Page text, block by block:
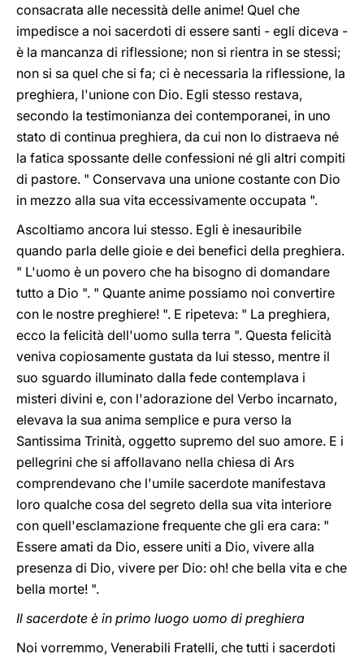
consacrata alle necessità delle anime! Quel che
impedisce a noi sacerdoti di essere santi - egli diceva -
è la mancanza di riflessione; non si rientra in se stessi;
non si sa quel che si fa; ci è necessaria la riflessione, la
preghiera, l'unione con Dio. Egli stesso restava,
secondo la testimonianza dei contemporanei, in uno
stato di continua preghiera, da cui non lo distraeva né
la fatica spossante delle confessioni né gli altri compiti
di pastore. " Conservava una unione costante con Dio
in mezzo alla sua vita eccessivamente occupata ".
Ascoltiamo ancora lui stesso. Egli è inesauribile
quando parla delle gioie e dei benefici della preghiera.
" L'uomo è un povero che ha bisogno di domandare
tutto a Dio ". " Quante anime possiamo noi convertire
con le nostre preghiere! ". E ripeteva: " La preghiera,
ecco la felicità dell'uomo sulla terra ". Questa felicità
veniva copiosamente gustata da lui stesso, mentre il
suo sguardo illuminato dalla fede contemplava i
misteri divini e, con l'adorazione del Verbo incarnato,
elevava la sua anima semplice e pura verso la
Santissima Trinità, oggetto supremo del suo amore. E i
pellegrini che si affollavano nella chiesa di Ars
comprendevano che l'umile sacerdote manifestava
loro qualche cosa del segreto della sua vita interiore
con quell'esclamazione frequente che gli era cara: "
Essere amati da Dio, essere uniti a Dio, vivere alla
presenza di Dio, vivere per Dio: oh! che bella vita e che
bella morte! ".
Il sacerdote è in primo luogo uomo di preghiera
Noi vorremmo, Venerabili Fratelli, che tutti i sacerdoti